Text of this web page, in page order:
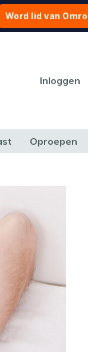
Word lid van
Inloggen
Oproepen